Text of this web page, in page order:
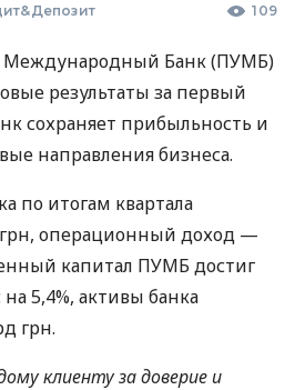
109
Международный Банк (ПУМБ)
результаты за первый
сохраняет прибыльность и
направления бизнеса.
по итогам квартала
грн, операционный доход —
капитал ПУМБ достиг
5,4%, активы банка
грн.
клиенту за доверие и